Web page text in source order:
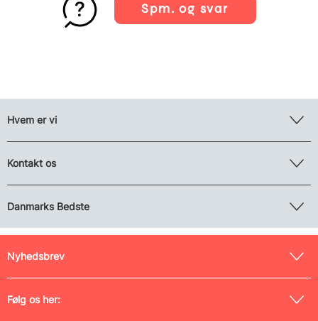
Spm. og svar
Hvem er vi
Kontakt os
Danmarks Bedste
Nyhedsbrev
Følg os her: